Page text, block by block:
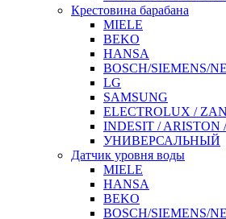
Крестовина барабана
MIELE
BEKO
HANSA
BOSCH/SIEMENS/
LG
SAMSUNG
ELECTROLUX /
INDESIT / ARISTON
УНИВЕРСАЛЬНЫЙ
Датчик уровня воды
MIELE
HANSA
BEKO
BOSCH/SIEMENS/